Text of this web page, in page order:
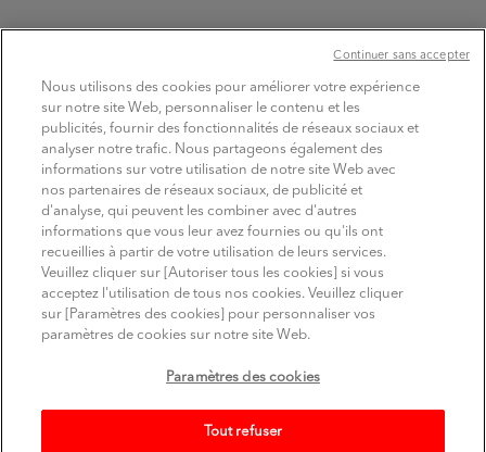
TROUVER
les produits
SUIVEZ MITSUBISHI ELECTRIC
YoutubeLinkedinInstagram
Comptes officiels sur les réseaux sociaux
© Mitsubishi Electric Europe B.V.
Politique relative aux cookies
Mentions légales
Nous utilisons des cookies pour améliorer votre expérience
sur notre site Web, personnaliser le contenu et les
publicités, fournir des fonctionnalités de réseaux sociaux et
analyser notre trafic. Nous partageons également des
informations sur votre utilisation de notre site Web avec
nos partenaires de réseaux sociaux, de publicité et
d'analyse, qui peuvent les combiner avec d'autres
informations que vous leur avez fournies ou qu'ils ont
recueillies à partir de votre utilisation de leurs services.
Veuillez cliquer sur [Autoriser tous les cookies] si vous
acceptez l'utilisation de tous nos cookies. Veuillez cliquer
sur [Paramètres des cookies] pour personnaliser vos
paramètres de cookies sur notre site Web.
Paramètres des cookies
Tout refuser
Continuer sans accepter